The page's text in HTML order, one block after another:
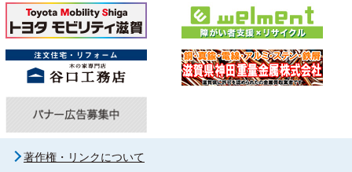
著作権・リンクについて